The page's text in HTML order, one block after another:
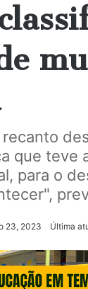
que teve
para o
23, 2023 Última